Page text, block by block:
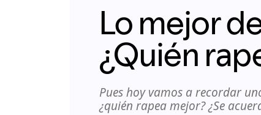
Lo mejor
¿Quién
Pues hoy vamos a recordar
¿quién rapea mejor? ¿Se